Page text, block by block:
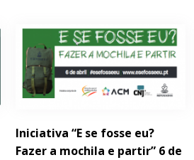
Iniciativa “E se fosse eu?
Fazer a mochila e partir” 6 de